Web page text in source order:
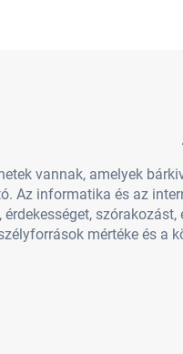
vannak, amelyek
Az informatika és az
érdekességet,
mértéke és a